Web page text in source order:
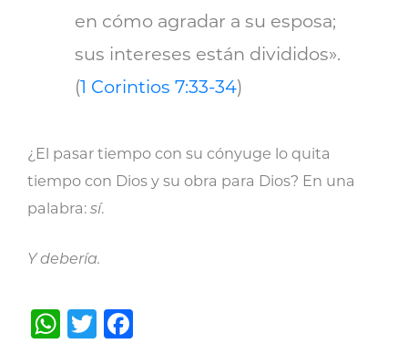
en cómo agradar a su esposa;
sus intereses están divididos».
(1 Corintios 7:33-34)
¿El pasar tiempo con su cónyuge lo quita
tiempo con Dios y su obra para Dios? En una
palabra: sí.
Y debería.
WhatsApp
Twitter